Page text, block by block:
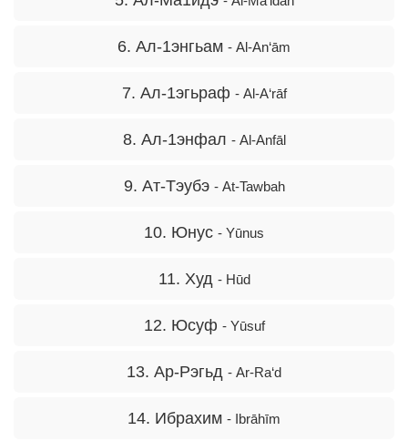
6. Ал-1энгьам - Al-An‘ām
7. Ал-1эгьраф - Al-A‘rāf
8. Ал-1энфал - Al-Anfāl
9. Ат-Тэубэ - At-Tawbah
10. Юнус - Yūnus
11. Худ - Hūd
12. Юсуф - Yūsuf
13. Ар-Рэгьд - Ar-Ra‘d
14. Ибрахим - Ibrāhīm